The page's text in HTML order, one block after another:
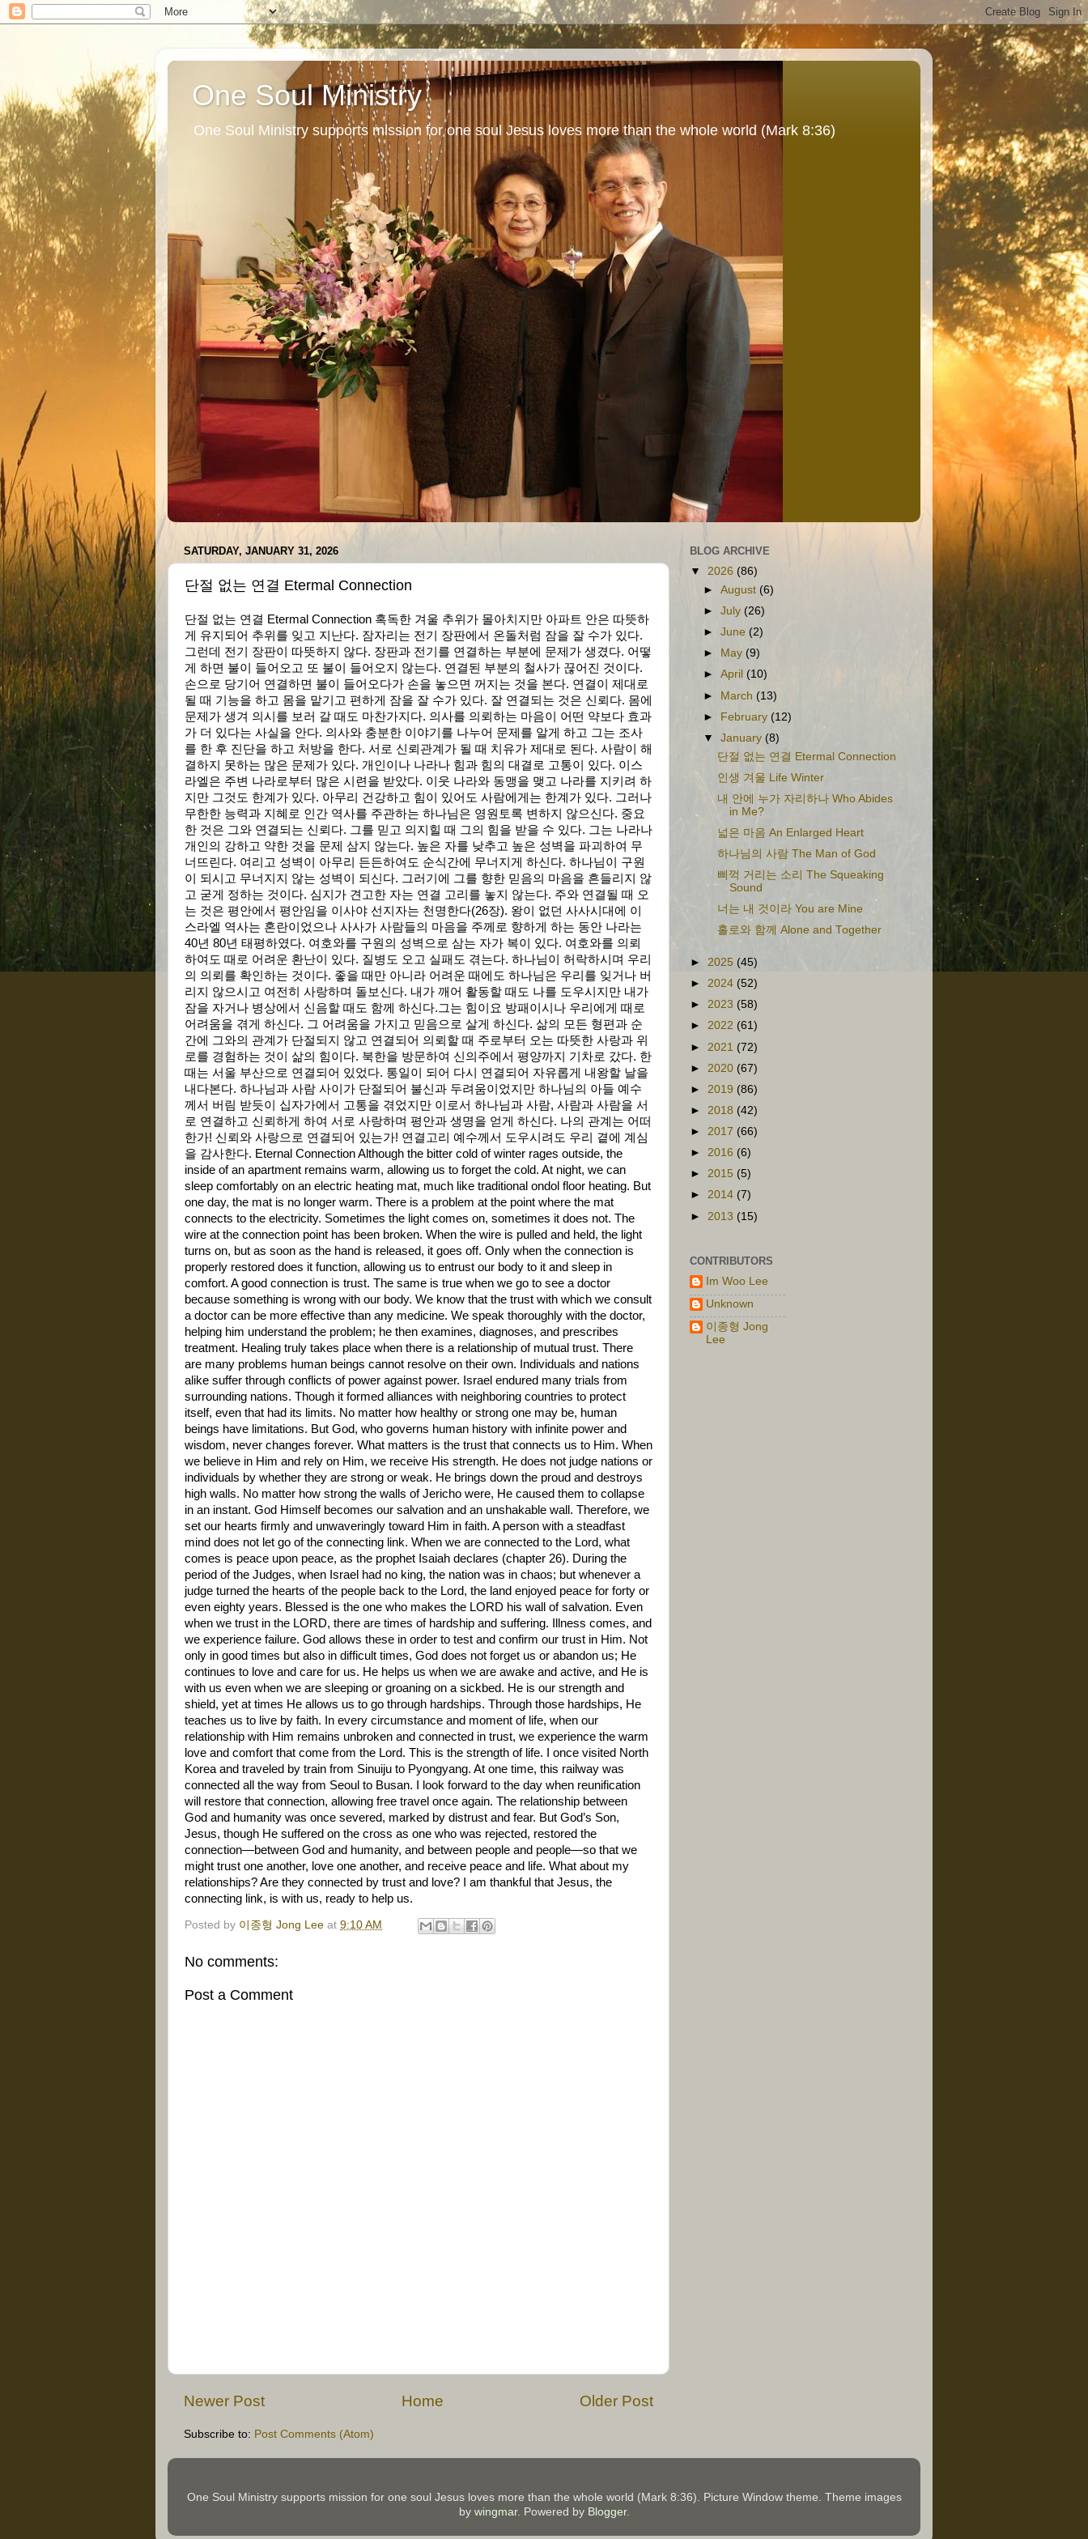
One Soul Ministry
One Soul Ministry supports mission for one soul Jesus loves more than the whole world (Mark 8:36)
SATURDAY, JANUARY 31, 2026
단절 없는 연결 Etermal Connection
단절 없는 연결 Etermal Connection 혹독한 겨울 추위가 몰아치지만 아파트 안은 따뜻하
게 유지되어 추위를 잊고 지난다. 잠자리는 전기 장판에서 온돌처럼 잠을 잘 수가 있다.
그런데 전기 장판이 따뜻하지 않다. 장판과 전기를 연결하는 부분에 문제가 생겼다. 어떻
게 하면 불이 들어오고 또 불이 들어오지 않는다. 연결된 부분의 철사가 끊어진 것이다.
손으로 당기어 연결하면 불이 들어오다가 손을 놓으면 꺼지는 것을 본다. 연결이 제대로
될 때 기능을 하고 몸을 맡기고 편하게 잠을 잘 수가 있다. 잘 연결되는 것은 신뢰다. 몸에
문제가 생겨 의시를 보러 갈 때도 마찬가지다. 의사를 의뢰하는 마음이 어떤 약보다 효과
가 더 있다는 사실을 안다. 의사와 충분한 이야기를 나누어 문제를 알게 하고 그는 조사
를 한 후 진단을 하고 처방을 한다. 서로 신뢰관계가 될 때 치유가 제대로 된다. 사람이 해
결하지 못하는 많은 문제가 있다. 개인이나 나라나 힘과 힘의 대결로 고통이 있다. 이스
라엘은 주변 나라로부터 많은 시련을 받았다. 이웃 나라와 동맹을 맺고 나라를 지키려 하
지만 그것도 한계가 있다. 아무리 건강하고 힘이 있어도 사람에게는 한계가 있다. 그러나
무한한 능력과 지혜로 인간 역사를 주관하는 하나님은 영원토록 변하지 않으신다. 중요
한 것은 그와 연결되는 신뢰다. 그를 믿고 의지힐 때 그의 힘을 받을 수 있다. 그는 나라나
개인의 강하고 약한 것을 문제 삼지 않는다. 높은 자를 낮추고 높은 성벽을 파괴하여 무
너뜨린다. 여리고 성벽이 아무리 든든하여도 순식간에 무너지게 하신다. 하나님이 구원
이 되시고 무너지지 않는 성벽이 되신다. 그러기에 그를 향한 믿음의 마음을 흔들리지 않
고 굳게 정하는 것이다. 심지가 견고한 자는 연결 고리를 놓지 않는다. 주와 연결될 때 오
는 것은 평안에서 평안임을 이사야 선지자는 천명한다(26장). 왕이 없던 사사시대에 이
스라엘 역사는 혼란이었으나 사사가 사람들의 마음을 주께로 향하게 하는 동안 나라는
40년 80년 태평하였다. 여호와를 구원의 성벽으로 삼는 자가 복이 있다. 여호와를 의뢰
하여도 때로 어려운 환난이 있다. 질병도 오고 실패도 겪는다. 하나님이 허락하시며 우리
의 의뢰를 확인하는 것이다. 좋을 때만 아니라 어려운 때에도 하나님은 우리를 잊거나 버
리지 않으시고 여전히 사랑하며 돌보신다. 내가 깨어 활동할 때도 나를 도우시지만 내가
잠을 자거나 병상에서 신음할 때도 함께 하신다.그는 힘이요 방패이시나 우리에게 때로
어려움을 겪게 하신다. 그 어려움을 가지고 믿음으로 살게 하신다. 삶의 모든 형편과 순
간에 그와의 관계가 단절되지 않고 연결되어 의뢰할 때 주로부터 오는 따뜻한 사랑과 위
로를 경험하는 것이 삶의 힘이다. 북한을 방문하여 신의주에서 평양까지 기차로 갔다. 한
때는 서울 부산으로 연결되어 있었다. 통일이 되어 다시 연결되어 자유롭게 내왕할 날을
내다본다. 하나님과 사람 사이가 단절되어 불신과 두려움이었지만 하나님의 아들 예수
께서 버림 받듯이 십자가에서 고통을 겪었지만 이로서 하나님과 사람, 사람과 사람을 서
로 연결하고 신뢰하게 하여 서로 사랑하며 평안과 생명을 얻게 하신다. 나의 관계는 어떠
한가! 신뢰와 사랑으로 연결되어 있는가! 연결고리 예수께서 도우시려도 우리 곁에 계심
을 감사한다. Eternal Connection Although the bitter cold of winter rages outside, the
inside of an apartment remains warm, allowing us to forget the cold. At night, we can
sleep comfortably on an electric heating mat, much like traditional ondol floor heating. But
one day, the mat is no longer warm. There is a problem at the point where the mat
connects to the electricity. Sometimes the light comes on, sometimes it does not. The
wire at the connection point has been broken. When the wire is pulled and held, the light
turns on, but as soon as the hand is released, it goes off. Only when the connection is
properly restored does it function, allowing us to entrust our body to it and sleep in
comfort. A good connection is trust. The same is true when we go to see a doctor
because something is wrong with our body. We know that the trust with which we consult
a doctor can be more effective than any medicine. We speak thoroughly with the doctor,
helping him understand the problem; he then examines, diagnoses, and prescribes
treatment. Healing truly takes place when there is a relationship of mutual trust. There
are many problems human beings cannot resolve on their own. Individuals and nations
alike suffer through conflicts of power against power. Israel endured many trials from
surrounding nations. Though it formed alliances with neighboring countries to protect
itself, even that had its limits. No matter how healthy or strong one may be, human
beings have limitations. But God, who governs human history with infinite power and
wisdom, never changes forever. What matters is the trust that connects us to Him. When
we believe in Him and rely on Him, we receive His strength. He does not judge nations or
individuals by whether they are strong or weak. He brings down the proud and destroys
high walls. No matter how strong the walls of Jericho were, He caused them to collapse
in an instant. God Himself becomes our salvation and an unshakable wall. Therefore, we
set our hearts firmly and unwaveringly toward Him in faith. A person with a steadfast
mind does not let go of the connecting link. When we are connected to the Lord, what
comes is peace upon peace, as the prophet Isaiah declares (chapter 26). During the
period of the Judges, when Israel had no king, the nation was in chaos; but whenever a
judge turned the hearts of the people back to the Lord, the land enjoyed peace for forty or
even eighty years. Blessed is the one who makes the LORD his wall of salvation. Even
when we trust in the LORD, there are times of hardship and suffering. Illness comes, and
we experience failure. God allows these in order to test and confirm our trust in Him. Not
only in good times but also in difficult times, God does not forget us or abandon us; He
continues to love and care for us. He helps us when we are awake and active, and He is
with us even when we are sleeping or groaning on a sickbed. He is our strength and
shield, yet at times He allows us to go through hardships. Through those hardships, He
teaches us to live by faith. In every circumstance and moment of life, when our
relationship with Him remains unbroken and connected in trust, we experience the warm
love and comfort that come from the Lord. This is the strength of life. I once visited North
Korea and traveled by train from Sinuiju to Pyongyang. At one time, this railway was
connected all the way from Seoul to Busan. I look forward to the day when reunification
will restore that connection, allowing free travel once again. The relationship between
God and humanity was once severed, marked by distrust and fear. But God’s Son,
Jesus, though He suffered on the cross as one who was rejected, restored the
connection—between God and humanity, and between people and people—so that we
might trust one another, love one another, and receive peace and life. What about my
relationships? Are they connected by trust and love? I am thankful that Jesus, the
connecting link, is with us, ready to help us.
Posted by 이종형 Jong Lee at 9:10 AM
No comments:
Post a Comment
Newer Post Older Post
Home
Subscribe to: Post Comments (Atom)
BLOG ARCHIVE
▼ 2026 (86)
►August(6)
►July(26)
►June (2)
►
May(9)
►April (10)
► March(13)
► February(12)
▼January(8)
단절 없는 연결 Etermal Connection
인생 겨울 Life Winter
내 안에 누가 자리하나 Who Abides
in Me?
넓은 마음 An Enlarged Heart
하나님의 사람 The Man of God
삐꺽 거리는 소리 The Squeaking
Sound
너는 내 것이라 You are Mine
홀로와 함께 Alone and Together
► 2025 (45)
► 2024 (52)
► 2023 (58)
► 2022 (61)
► 2021 (72)
► 2020 (67)
► 2019 (86)
► 2018 (42)
► 2017 (66)
► 2016 (6)
► 2015 (5)
► 2014 (7)
► 2013 (15)
CONTRIBUTORS
Im Woo Lee
Unknown
이종형 Jong
Lee
One Soul Ministry supports mission for one soul Jesus loves more than the whole world (Mark 8:36). Picture Window theme. Theme images
by wingmar. Powered by Blogger.